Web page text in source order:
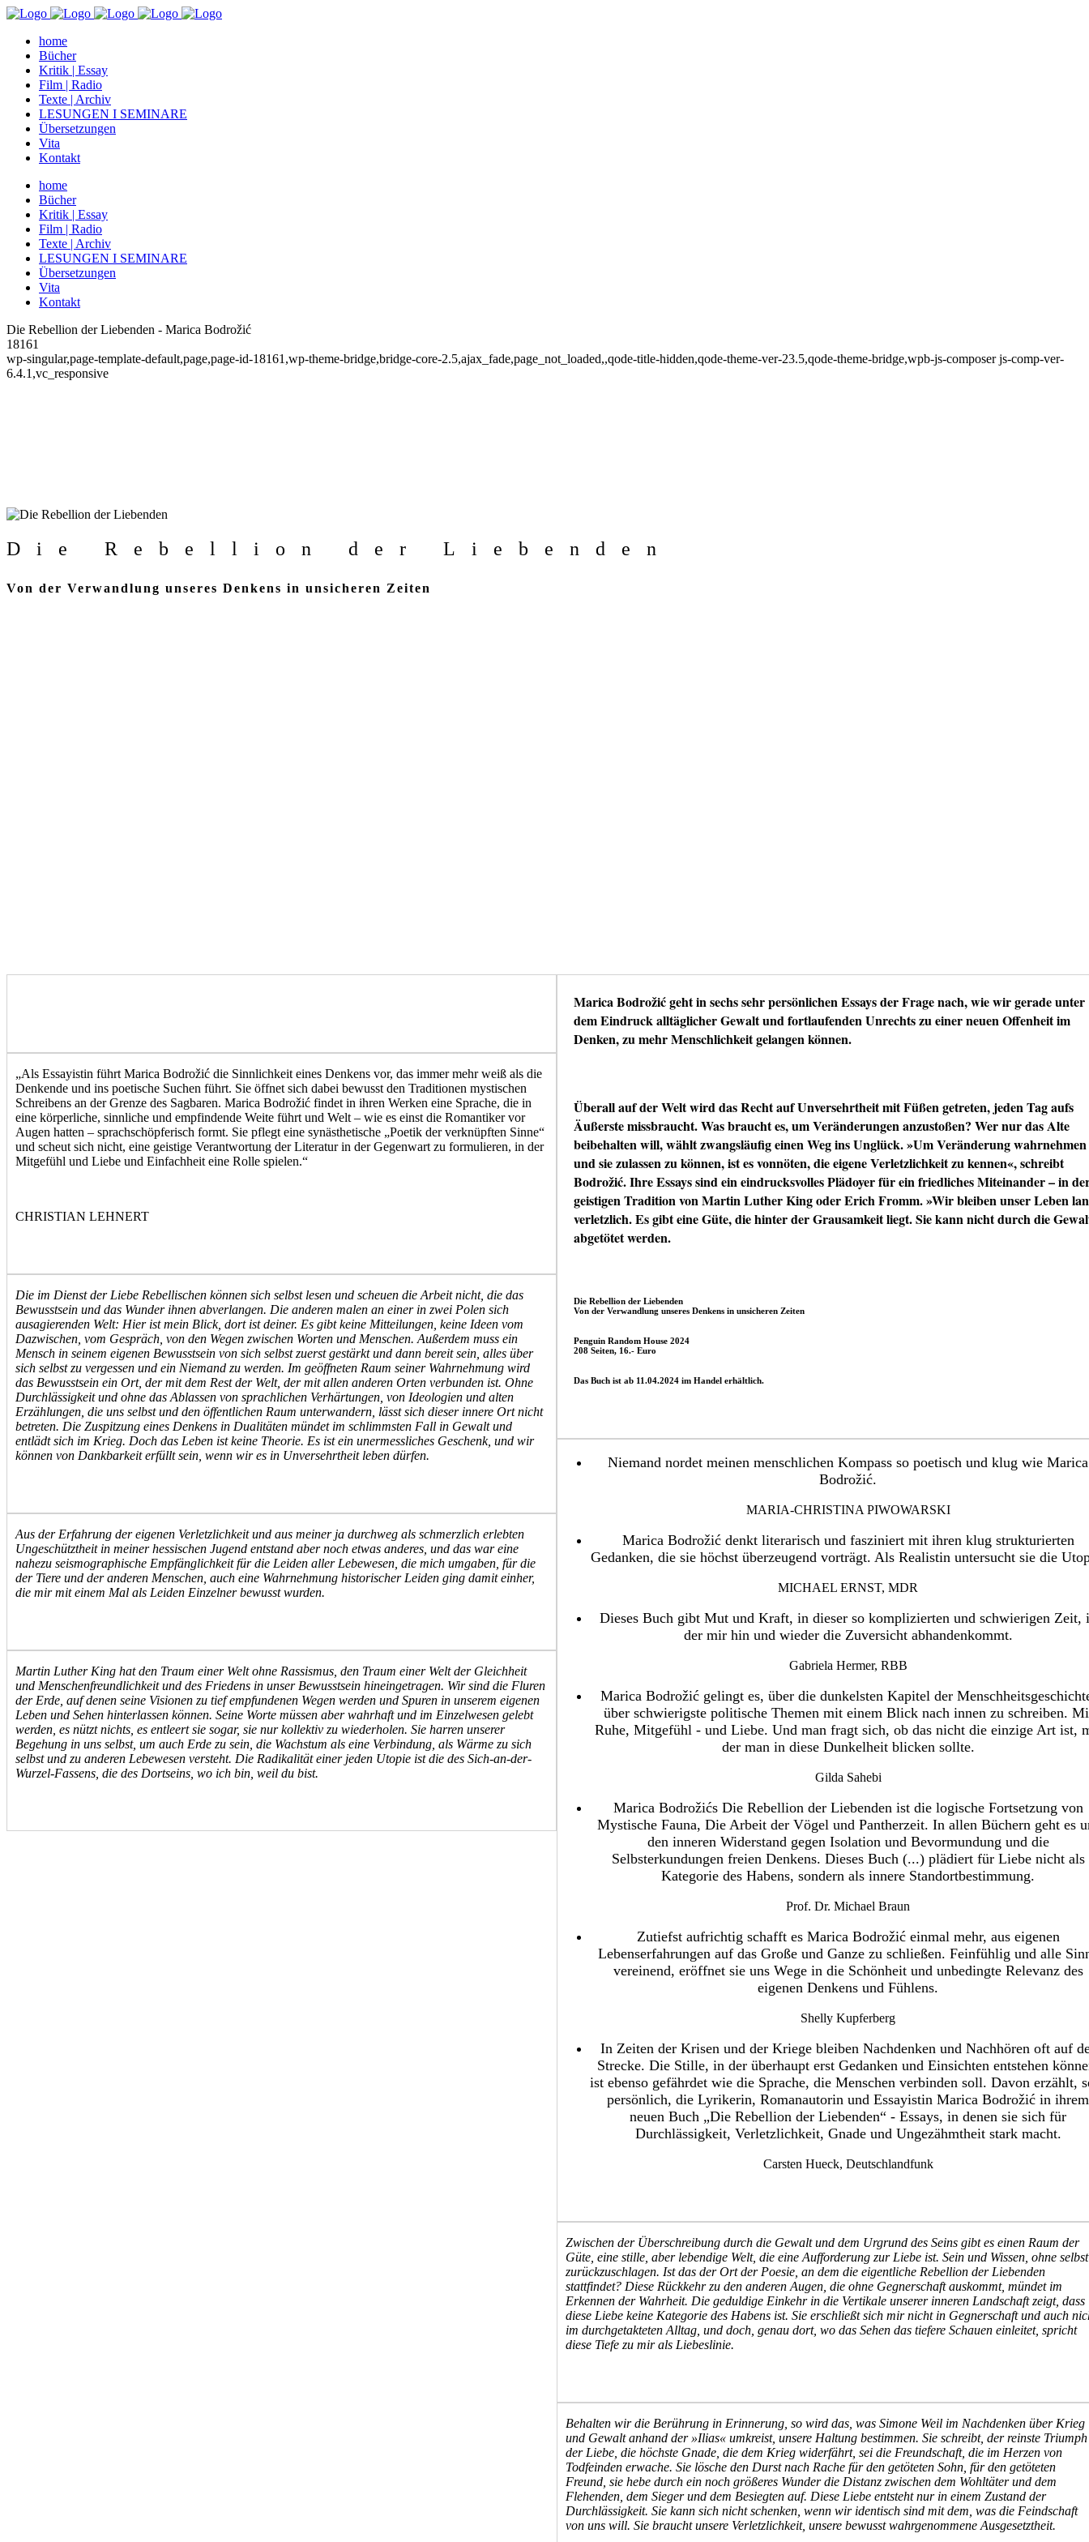
home
Bücher
Kritik | Essay
Film | Radio
Texte | Archiv
LESUNGEN I SEMINARE
Übersetzungen
Vita
Kontakt
home
Bücher
Kritik | Essay
Film | Radio
Texte | Archiv
LESUNGEN I SEMINARE
Übersetzungen
Vita
Kontakt
Die Rebellion der Liebenden - Marica Bodrožić
18161
wp-singular,page-template-default,page,page-id-18161,wp-theme-bridge,bridge-core-2.5,ajax_fade,page_not_loaded,,qode-title-hidden,qode-theme-ver-23.5,qode-theme-bridge,wpb-js-composer js-comp-ver-
6.4.1,vc_responsive
Die Rebellion der Liebenden
Von der Verwandlung unseres Denkens in unsicheren Zeiten
Marica Bodrožić geht in sechs sehr persönlichen Essays der Frage nach, wie wir gerade unter
dem Eindruck alltäglicher Gewalt und fortlaufenden Unrechts zu einer neuen Offenheit im
Denken, zu mehr Menschlichkeit gelangen können.
Überall auf der Welt wird das Recht auf Unversehrtheit mit Füßen getreten, jeden Tag aufs
Äußerste missbraucht. Was braucht es, um Veränderungen anzustoßen? Wer nur das Alte
beibehalten will, wählt zwangsläufig einen Weg ins Unglück. »Um Veränderung wahrnehmen
und sie zulassen zu können, ist es vonnöten, die eigene Verletzlichkeit zu kennen«, schreibt
Bodrožić. Ihre Essays sind ein eindrucksvolles Plädoyer für ein friedliches Miteinander – in
geistigen Tradition von Martin Luther King oder Erich Fromm. »Wir bleiben unser Leben
verletzlich. Es gibt eine Güte, die hinter der Grausamkeit liegt. Sie kann nicht durch die
abgetötet werden.
Die Rebellion der Liebenden
Von der Verwandlung unseres Denkens in unsicheren Zeiten
Penguin Random House 2024
208 Seiten, 16.- Euro
Das Buch ist ab 11.04.2024 im Handel erhältlich.
„Als Essayistin führt Marica Bodrožić die Sinnlichkeit eines Denkens vor, das immer mehr weiß als die
Denkende und ins poetische Suchen führt. Sie öffnet sich dabei bewusst den Traditionen mystischen
Schreibens an der Grenze des Sagbaren. Marica Bodrožić findet in ihren Werken eine Sprache, die in
eine körperliche, sinnliche und empfindende Weite führt und Welt – wie es einst die Romantiker vor
Augen hatten – sprachschöpferisch formt. Sie pflegt eine synästhetische „Poetik der verknüpften Sinne“
und scheut sich nicht, eine geistige Verantwortung der Literatur in der Gegenwart zu formulieren, in der
Mitgefühl und Liebe und Einfachheit eine Rolle spielen.“
CHRISTIAN LEHNERT
Niemand nordet meinen menschlichen Kompass so poetisch und klug wie Marica
Bodrožić.
MARIA-CHRISTINA PIWOWARSKI
Marica Bodrožić denkt literarisch und fasziniert mit ihren klug strukturierten
Gedanken, die sie höchst überzeugend vorträgt. Als Realistin untersucht sie die
MICHAEL ERNST, MDR
Dieses Buch gibt Mut und Kraft, in dieser so komplizierten und schwierigen Zeit,
der mir hin und wieder die Zuversicht abhandenkommt.
Gabriela Hermer, RBB
Marica Bodrožić gelingt es, über die dunkelsten Kapitel der
über schwierigste politische Themen mit einem Blick nach innen zu schreiben.
Ruhe, Mitgefühl - und Liebe. Und man fragt sich, ob das nicht die einzige Art ist,
der man in diese Dunkelheit blicken sollte.
Gilda Sahebi
Marica Bodrožićs Die Rebellion der Liebenden ist die logische Fortsetzung von
Mystische Fauna, Die Arbeit der Vögel und Pantherzeit. In allen Büchern geht es
den inneren Widerstand gegen Isolation und Bevormundung und die
Selbsterkundungen freien Denkens. Dieses Buch (...) plädiert für Liebe nicht als
Kategorie des Habens, sondern als innere Standortbestimmung.
Prof. Dr. Michael Braun
Zutiefst aufrichtig schafft es Marica Bodrožić einmal mehr, aus eigenen
Lebenserfahrungen auf das Große und Ganze zu schließen. Feinfühlig und alle
vereinend, eröffnet sie uns Wege in die Schönheit und unbedingte Relevanz des
eigenen Denkens und Fühlens.
Shelly Kupferberg
In Zeiten der Krisen und der Kriege bleiben Nachdenken und Nachhören oft auf
Strecke. Die Stille, in der überhaupt erst Gedanken und Einsichten entstehen
ist ebenso gefährdet wie die Sprache, die Menschen verbinden soll. Davon erzählt,
persönlich, die Lyrikerin, Romanautorin und Essayistin Marica Bodrožić in ihrem
neuen Buch „Die Rebellion der Liebenden“ - Essays, in denen sie sich für
Durchlässigkeit, Verletzlichkeit, Gnade und Ungezähmtheit stark macht.
Carsten Hueck, Deutschlandfunk
Die im Dienst der Liebe Rebellischen können sich selbst lesen und scheuen die Arbeit nicht, die das
Bewusstsein und das Wunder ihnen abverlangen. Die anderen malen an einer in zwei Polen sich
ausagierenden Welt: Hier ist mein Blick, dort ist deiner. Es gibt keine Mitteilungen, keine Ideen vom
Dazwischen, vom Gespräch, von den Wegen zwischen Worten und Menschen. Außerdem muss ein
Mensch in seinem eigenen Bewusstsein von sich selbst zuerst gestärkt und dann bereit sein, alles über
sich selbst zu vergessen und ein Niemand zu werden. Im geöffneten Raum seiner Wahrnehmung wird
das Bewusstsein ein Ort, der mit dem Rest der Welt, der mit allen anderen Orten verbunden ist. Ohne
Durchlässigkeit und ohne das Ablassen von sprachlichen Verhärtungen, von Ideologien und alten
Erzählungen, die uns selbst und den öffentlichen Raum unterwandern, lässt sich dieser innere Ort nicht
betreten. Die Zuspitzung eines Denkens in Dualitäten mündet im schlimmsten Fall in Gewalt und
entlädt sich im Krieg. Doch das Leben ist keine Theorie. Es ist ein unermessliches Geschenk, und wir
können von Dankbarkeit erfüllt sein, wenn wir es in Unversehrtheit leben dürfen.
Zwischen der Überschreibung durch die Gewalt und dem Urgrund des Seins gibt es einen Raum der
Güte, eine stille, aber lebendige Welt, die eine Aufforderung zur Liebe ist. Sein und Wissen, ohne selbst
zurückzuschlagen. Ist das der Ort der Poesie, an dem die eigentliche Rebellion der Liebenden
stattfindet? Diese Rückkehr zu den anderen Augen, die ohne Gegnerschaft auskommt, mündet im
Erkennen der Wahrheit. Die geduldige Einkehr in die Vertikale unserer inneren Landschaft zeigt, dass
diese Liebe keine Kategorie des Habens ist. Sie erschließt sich mir nicht in Gegnerschaft und auch
im durchgetakteten Alltag, und doch, genau dort, wo das Sehen das tiefere Schauen einleitet, spricht
diese Tiefe zu mir als Liebeslinie.
Aus der Erfahrung der eigenen Verletzlichkeit und aus meiner ja durchweg als schmerzlich erlebten
Ungeschütztheit in meiner hessischen Jugend entstand aber noch etwas anderes, und das war eine
nahezu seismographische Empfänglichkeit für die Leiden aller Lebewesen, die mich umgaben, für die
der Tiere und der anderen Menschen, auch eine Wahrnehmung historischer Leiden ging damit einher,
die mir mit einem Mal als Leiden Einzelner bewusst wurden.
Behalten wir die Berührung in Erinnerung, so wird das, was Simone Weil im Nachdenken über Krieg
und Gewalt anhand der »Ilias« umkreist, unsere Haltung bestimmen. Sie schreibt, der reinste Triumph
der Liebe, die höchste Gnade, die dem Krieg widerfährt, sei die Freundschaft, die im Herzen von
Todfeinden erwache. Sie lösche den Durst nach Rache für den getöteten Sohn, für den getöteten
Freund, sie hebe durch ein noch größeres Wunder die Distanz zwischen dem Wohltäter und dem
Flehenden, dem Sieger und dem Besiegten auf. Diese Liebe entsteht nur in einem Zustand der
Durchlässigkeit. Sie kann sich nicht schenken, wenn wir identisch sind mit dem, was die Feindschaft
von uns will. Sie braucht unsere Verletzlichkeit, unsere bewusst wahrgenommene Ausgesetztheit.
Martin Luther King hat den Traum einer Welt ohne Rassismus, den Traum einer Welt der Gleichheit
und Menschenfreundlichkeit und des Friedens in unser Bewusstsein hineingetragen. Wir sind die Fluren
der Erde, auf denen seine Visionen zu tief empfundenen Wegen werden und Spuren in unserem eigenen
Leben und Sehen hinterlassen können. Seine Worte müssen aber wahrhaft und im Einzelwesen gelebt
werden, es nützt nichts, es entleert sie sogar, sie nur kollektiv zu wiederholen. Sie harren unserer
Begehung in uns selbst, um auch Erde zu sein, die Wachstum als eine Verbindung, als Wärme zu sich
selbst und zu anderen Lebewesen versteht. Die Radikalität einer jeden Utopie ist die des Sich-an-der-
Wurzel-Fassens, die des Dortseins, wo ich bin, weil du bist.